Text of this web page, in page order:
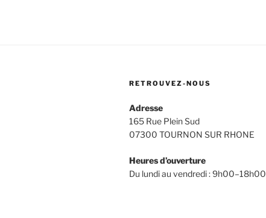
RETROUVEZ-NOUS
Adresse
165 Rue Plein Sud
07300 TOURNON SUR RHONE
Heures d’ouverture
Du lundi au vendredi : 9h00–18h00